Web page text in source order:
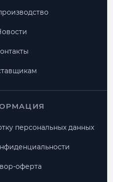
персональных данных
оферта